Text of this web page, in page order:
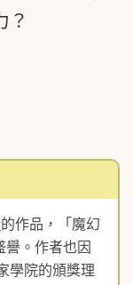
？
的作品，「魔幻
譽。作者也因
學院的頒獎理